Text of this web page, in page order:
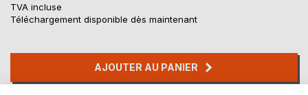
TVA incluse
Téléchargement disponible dès maintenant
AJOUTER AU PANIER